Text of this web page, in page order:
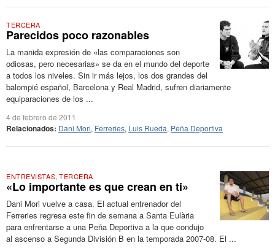
TERCERA
Parecidos poco razonables
La manida expresión de «las comparaciones son
odiosas, pero necesarias» se da en el mundo del deporte
a todos los niveles. Sin ir más lejos, los dos grandes del
balompié español, Barcelona y Real Madrid, sufren diariamente
equiparaciones de los ...
4 de febrero de 2011
Relacionados: Dani Mori, Ferreries, Luis Rueda, Peña Deportiva
ENTREVISTAS,TERCERA
«Lo importante es que crean en ti»
Dani Mori vuelve a casa. El actual entrenador del
Ferreries regresa este fin de semana a Santa Eulària
para enfrentarse a una Peña Deportiva a la que condujo
al ascenso a Segunda División B en la temporada 2007-08. El ...